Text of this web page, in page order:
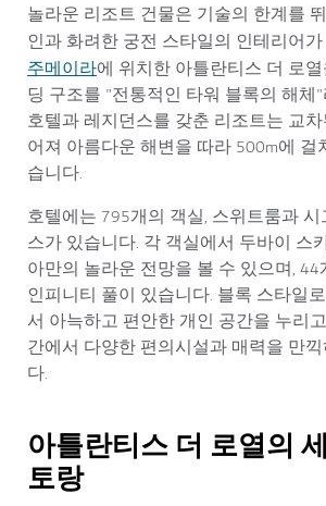
놀라운 리조트 건물은 기술의 한계를
인과 화려한 궁전 스타일의 인테리어
주메이라에 위치한 아틀란티스 더 로
딩 구조를 "전통적인 타워 블록의 해체
호텔과 레지던스를 갖춘 리조트는 교
어져 아름다운 해변을 따라 500m에 걸
습니다.
호텔에는 795개의 객실, 스위트룸과
스가 있습니다. 각 객실에서 두바이 스
아만의 놀라운 전망을 볼 수 있으며,
인피니티 풀이 있습니다. 블록 스타일
서 아늑하고 편안한 개인 공간을 누리
간에서 다양한 편의시설과 매력을 만
다.
아틀란티스 더 로열의
토랑